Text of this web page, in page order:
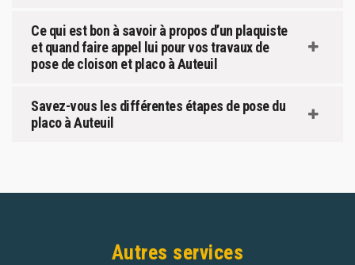
Ce qui est bon à savoir à propos d’un plaquiste
et quand faire appel lui pour vos travaux de
pose de cloison et placo à Auteuil
Savez-vous les différentes étapes de pose du
placo à Auteuil
Autres services